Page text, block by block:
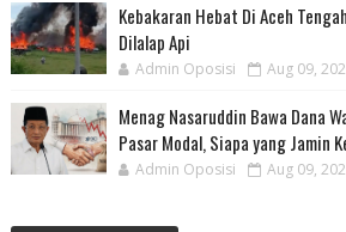
Kebakaran Hebat Di Aceh
Dilalap Api
Admin Oposisi Aug 09,
Menag Nasaruddin Bawa Dana
Pasar Modal, Siapa yang Jamin
Admin Oposisi Aug 09,